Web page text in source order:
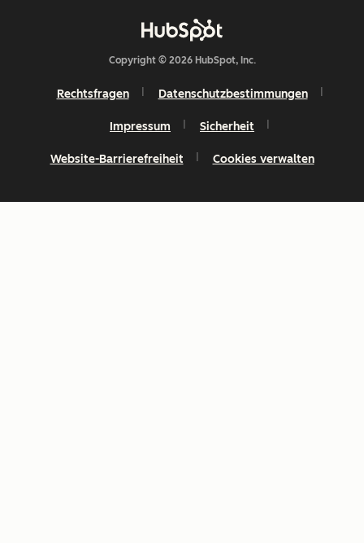
Copyright © 2026 HubSpot, Inc.
Rechtsfragen Datenschutzbestimmungen
Impressum Sicherheit
Website-Barrierefreiheit Cookies verwalten